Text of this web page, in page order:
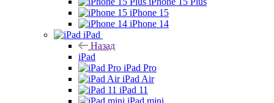
iPhone 15
iPhone 14
iPad
Назад
iPad
iPad Pro
iPad Air
iPad 11
iPad mini